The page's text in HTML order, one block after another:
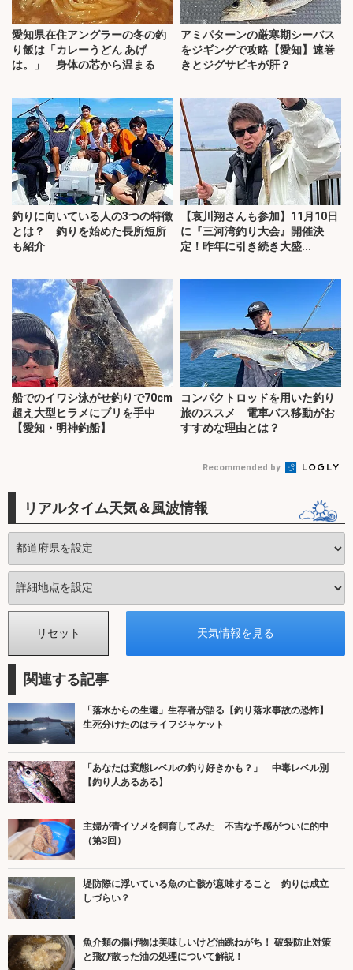
愛知県在住アングラーの冬の釣
り飯は「カレーうどん あげ
は。」 身体の芯から温まる
アミパターンの厳寒期シーバス
をジギングで攻略【愛知】速巻
きとジグサビキが肝？
釣りに向いている人の3つの特徴
とは？ 釣りを始めた長所短所
も紹介
【哀川翔さんも参加】11月10日
に『三河湾釣り大会』開催決
定！昨年に引き続き大盛...
船でのイワシ泳がせ釣りで70cm
超え大型ヒラメにブリを手中
【愛知・明神釣船】
コンパクトロッドを用いた釣り
旅のススメ 電車バス移動がお
すすめな理由とは？
Recommended by
リアルタイム天気＆風波情報
関連する記事
「落水からの生還」生存者が語る【釣り落水事故の恐怖】
生死分けたのはライフジャケット
「あなたは変態レベルの釣り好きかも？」 中毒レベル別
【釣り人あるある】
主婦が青イソメを飼育してみた 不吉な予感がついに的中
（第3回）
堤防際に浮いている魚の亡骸が意味すること 釣りは成立
しづらい？
魚介類の揚げ物は美味しいけど油跳ねがち！ 破裂防止対策
と飛び散った油の処理について解説！